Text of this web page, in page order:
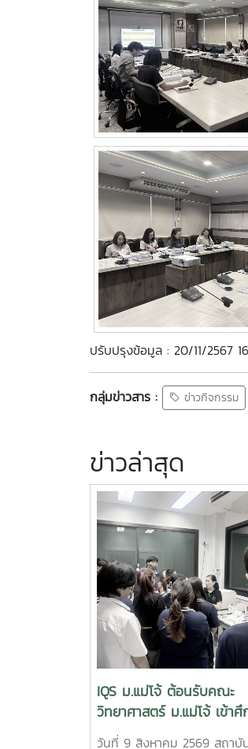
ปรับปรุงข้อมูล : 20/11/2567
กลุ่มข่าวสาร : ข่าวกิจกรรม
ข่าวล่าสุด
IQS ม.แม่โจ้ ต้อนรับคณะ
วิทยาศาสตร์ ม.แม่โจ้ เข้าศึ
เรียนรู้เครื่องมือวิเคราะห์ขั้น
วันที่ 9 สิงหาคม 2569 สถาบั